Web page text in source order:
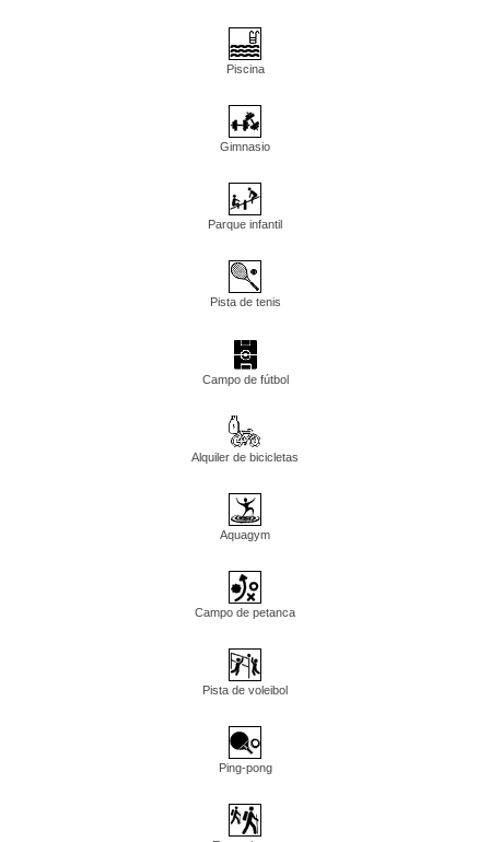
Piscina
Gimnasio
Parque infantil
Pista de tenis
Campo de fútbol
Alquiler de bicicletas
Aquagym
Campo de petanca
Pista de voleibol
Ping-pong